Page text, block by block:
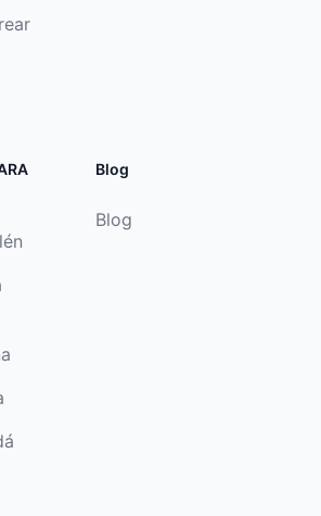
Blog
Blog